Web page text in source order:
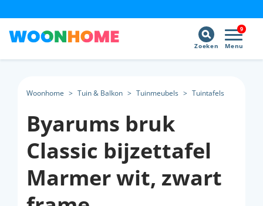
9
Menu
Zoeken
Woonhome > Tuin & Balkon > Tuinmeubels > Tuintafels
Byarums bruk
Classic bijzettafel
Marmer wit, zwart